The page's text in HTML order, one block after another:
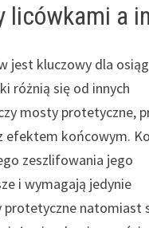
licówkami a
jest kluczowy dla
różnią się od innych
mosty protetyczne,
efektem końcowym.
zeszlifowania jego
i wymagają jedynie
natomiast